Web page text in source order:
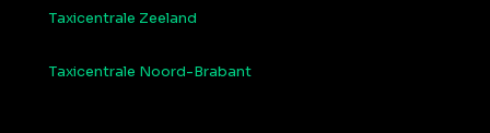
Taxicentrale Zeeland
Taxicentrale Noord-Brabant